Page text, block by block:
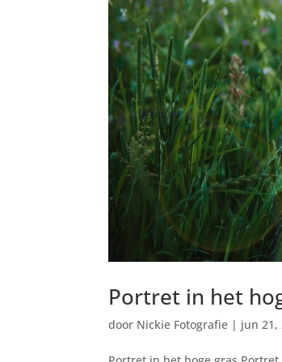
Portret in het
door Nickie Fotografie | jun 21,